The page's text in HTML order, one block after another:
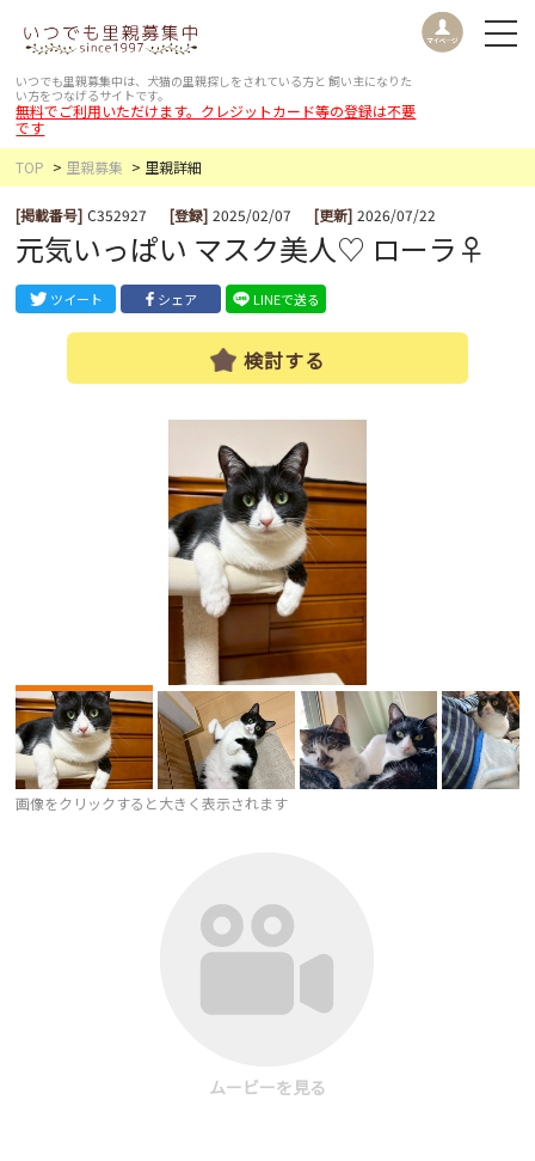
いつでも里親募集中は、犬猫の里親探しをされている方と 飼い主になりた
い方をつなげるサイトです。
無料でご利用いただけます。クレジットカード等の登録は不要
です
TOP
里親募集 里親詳細
[掲載番号] C352927 [登録] 2025/02/07 [更新] 2026/07/22
元気いっぱい マスク美人♡ ローラ♀
ツイート シェア LINEで送る
検討する
画像をクリックすると大きく表示されます
ムービーを見る